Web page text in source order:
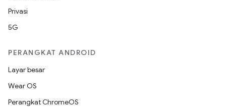
Privasi
5G
PERANGKAT ANDROID
Layar besar
Wear OS
Perangkat ChromeOS